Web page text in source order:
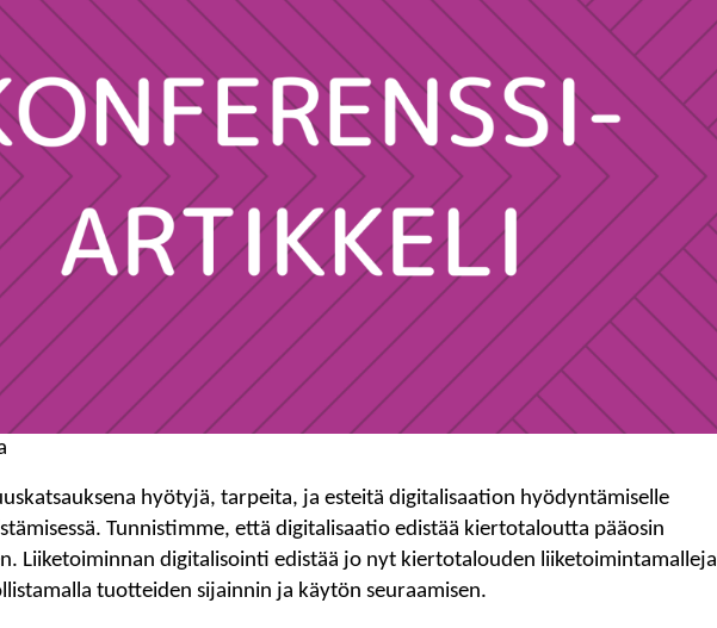
hyötyjä, tarpeita, ja esteitä digitalisaation hyödyntämiselle
Tunnistimme, että digitalisaatio edistää kiertotaloutta pääosin
Liiketoiminnan digitalisointi edistää jo nyt kiertotalouden liiketoimintamalleja
tuotteiden sijainnin ja käytön seuraamisen.